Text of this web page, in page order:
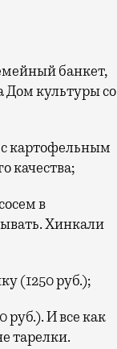
банкет,
Дом культуры со
с картофельным
качества;
в
Хинкали
(1250 руб.);
И все как
тарелки.